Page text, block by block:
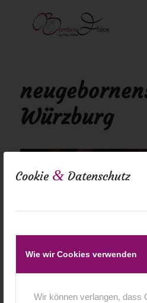
Cookie & Datenschutz
Wie wir Cookies verwenden
Wir können verlangen, dass
Würzburg